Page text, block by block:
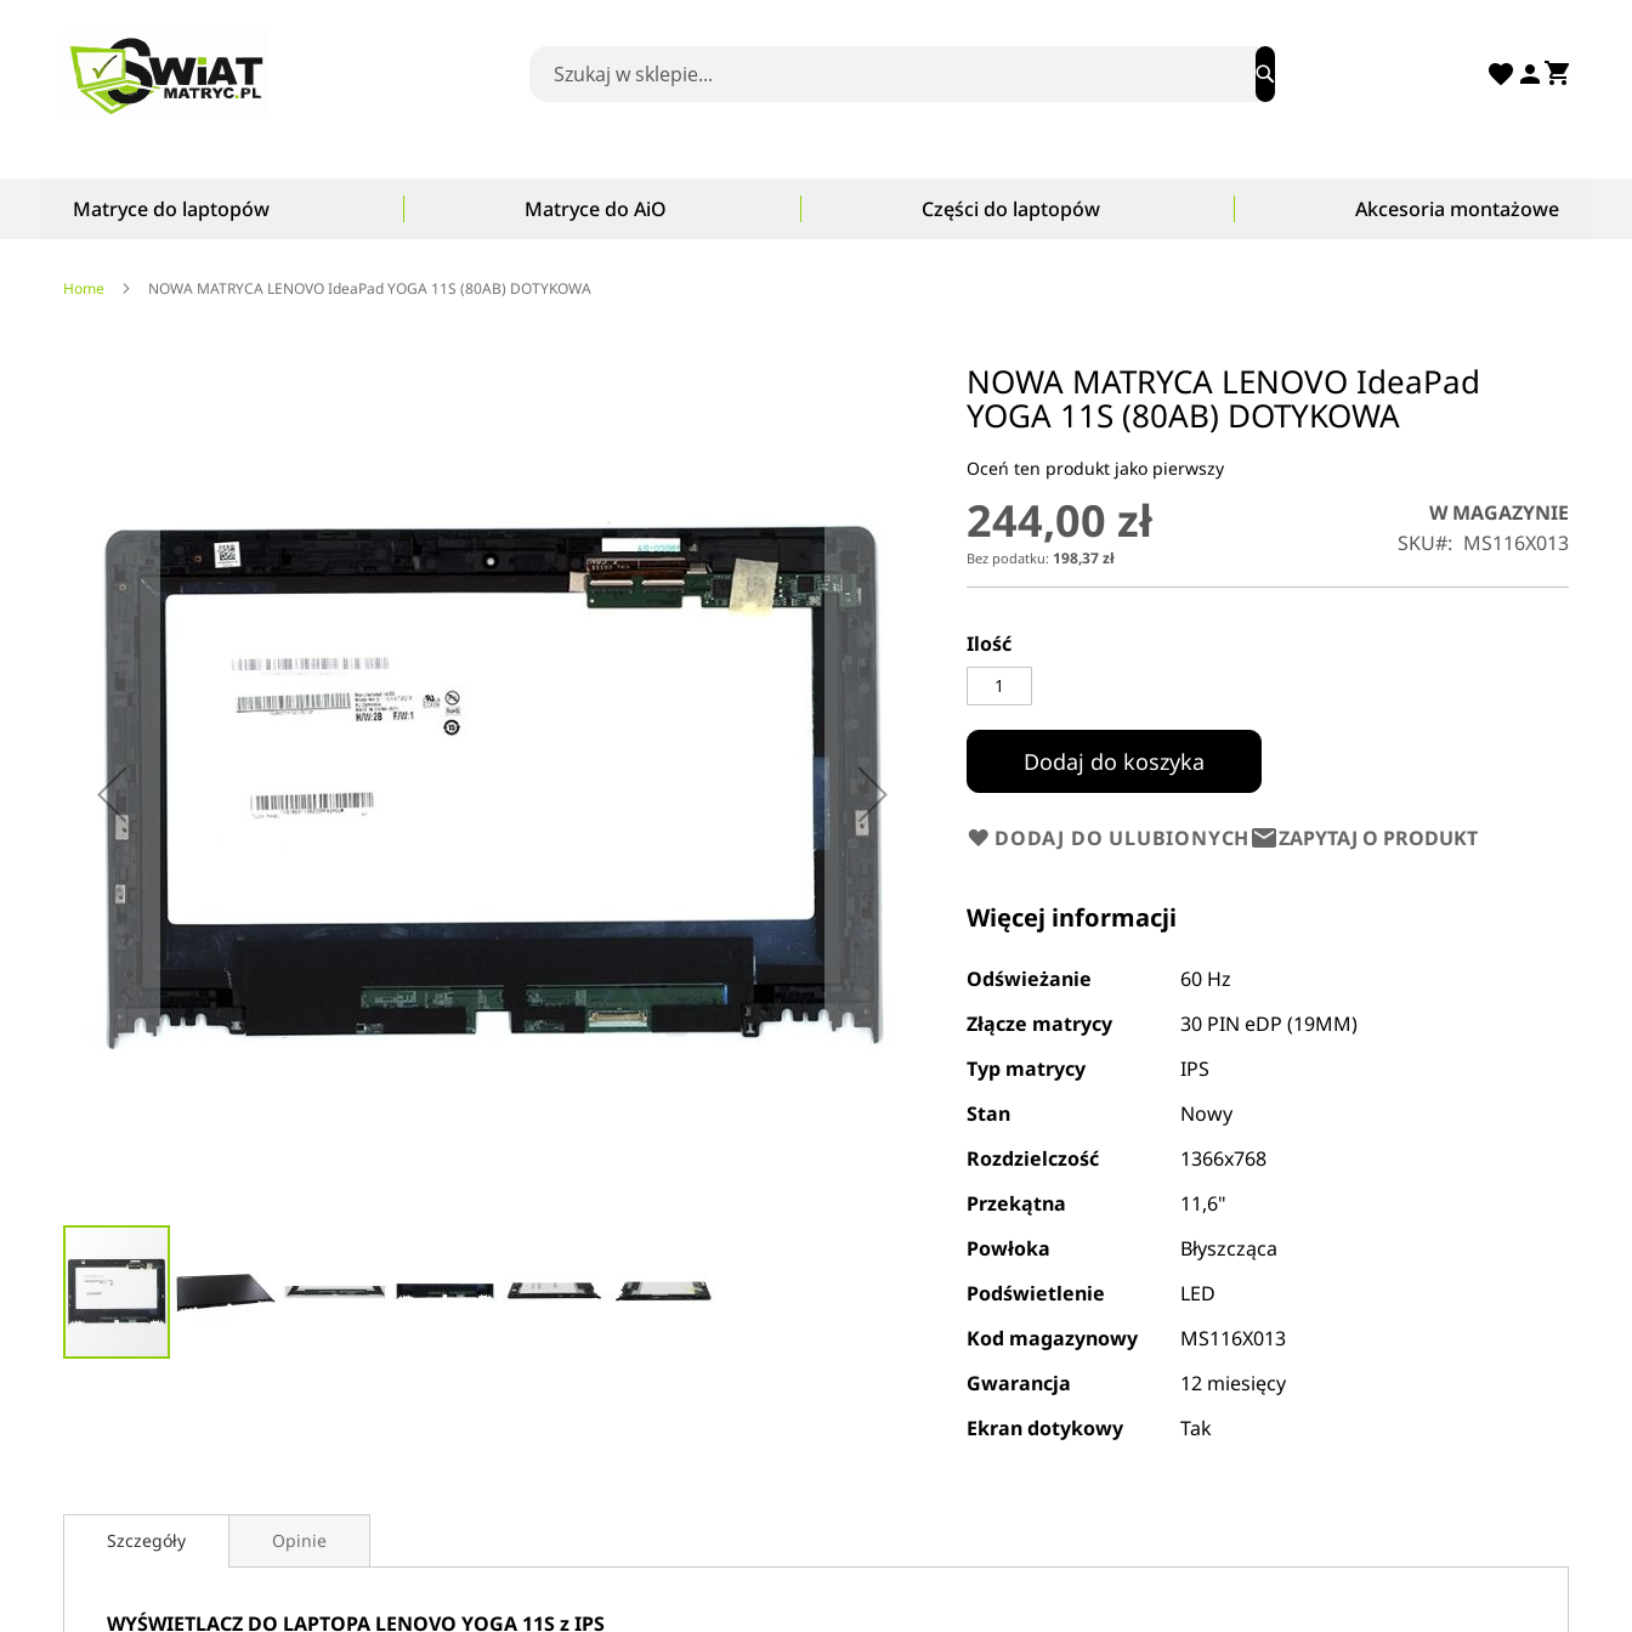
Search
Mój
Matryce do laptopów Matryce do AiO Części do laptopów Akcesoria montażowe
Home NOWA MATRYCA LENOVO IdeaPad YOGA 11S (80AB) DOTYKOWA
NOWA MATRYCA LENOVO IdeaPad
YOGA 11S (80AB) DOTYKOWA
Oceń ten produkt jako pierwszy
244,00 zł
198,37 zł
W MAGAZYNIE
SKU
MS116X013
Ilość
Dodaj do koszyka
DODAJ DO ULUBIONYCH ZAPYTAJ O PRODUKT
Więcej informacji
Odświeżanie
60 Hz
Złącze matrycy
30 PIN eDP (19MM)
Typ matrycy
IPS
Stan
Nowy
Rozdzielczość
1366x768
Przekątna
11,6"
Powłoka
Błyszcząca
Podświetlenie
LED
Kod magazynowy
MS116X013
Gwarancja
12 miesięcy
Ekran dotykowy
Tak
Szczegóły
WYŚWIETLACZ DO LAPTOPA LENOVO YOGA 11S z IPS
Opinie